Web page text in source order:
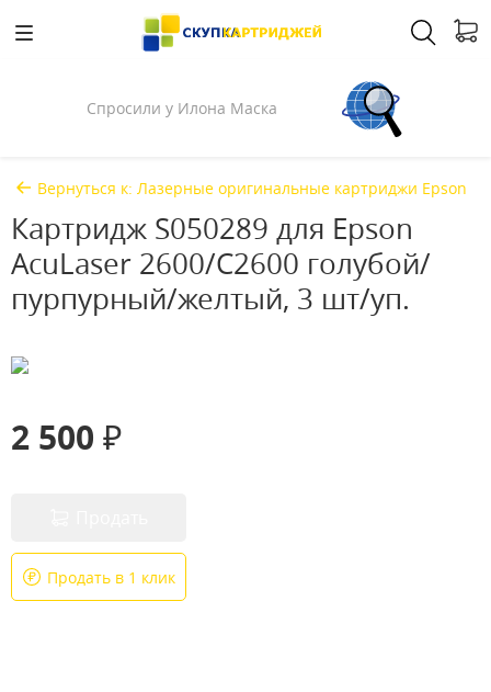
Спросили у Илона Маска
Вернуться к: Лазерные оригинальные картриджи Epson
Картридж S050289 для Epson
AcuLaser 2600/С2600 голубой/
пурпурный/желтый, 3 шт/уп.
2 500 ₽
Продать в 1 клик